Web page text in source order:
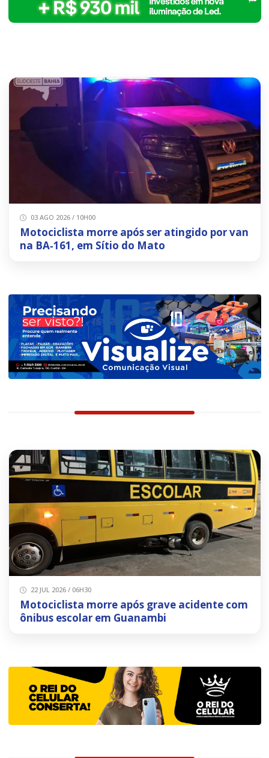
03 AGO 2026 / 10H00
Motociclista morre após ser atingido por van
na BA‑161, em Sítio do Mato
22 JUL 2026 / 06H30
Motociclista morre após grave acidente com
ônibus escolar em Guanambi